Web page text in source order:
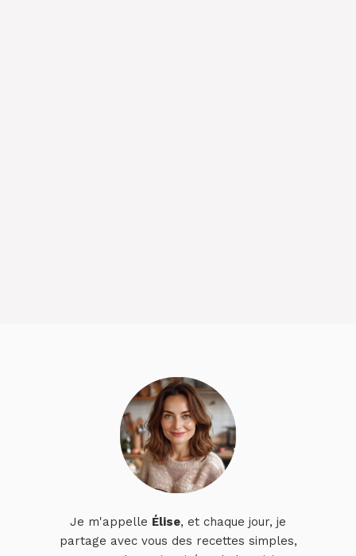
Je m'appelle Élise, et chaque jour, je
partage avec vous des recettes simples,